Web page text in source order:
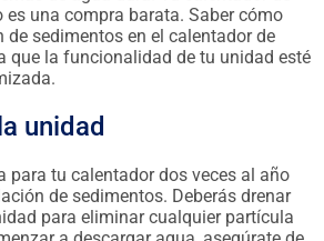
es una compra barata. Saber cómo
sedimentos en el calentador de
que la funcionalidad de tu unidad esté
unidad
para tu calentador dos veces al año
de sedimentos. Deberás drenar
para eliminar cualquier partícula